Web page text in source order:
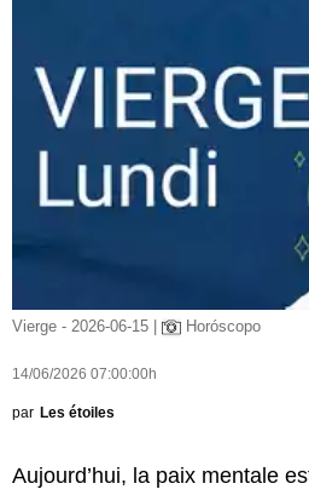
Vierge - 2026-06-15 | Horóscopo
14/06/2026 07:00:00h
par Les étoiles
Aujourd’hui, la paix mentale